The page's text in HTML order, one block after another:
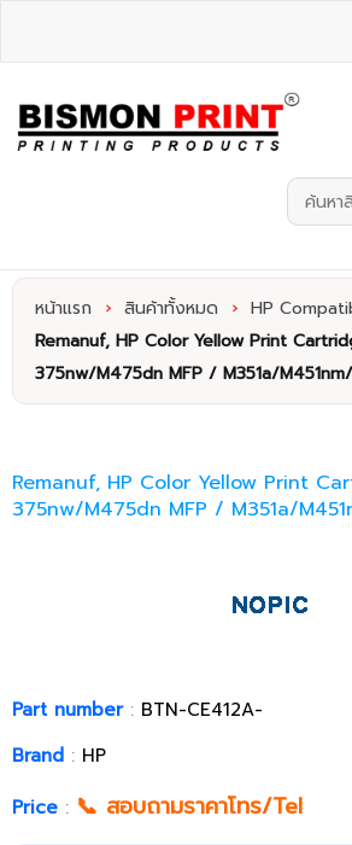
หน้าแรก › สินค้าทั้งหมด › HP
Remanuf, HP Color Yellow Print
375nw/M475dn MFP / M351a/
Remanuf, HP Color Yellow Print
375nw/M475dn MFP / M351a/
Part number: BTN-CE412A-
Brand : HP
Price : 📞 สอบถามราคาโทร/Tel